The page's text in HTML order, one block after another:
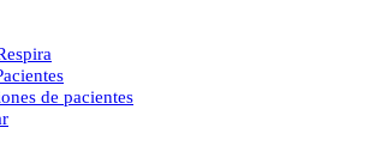
de pacientes